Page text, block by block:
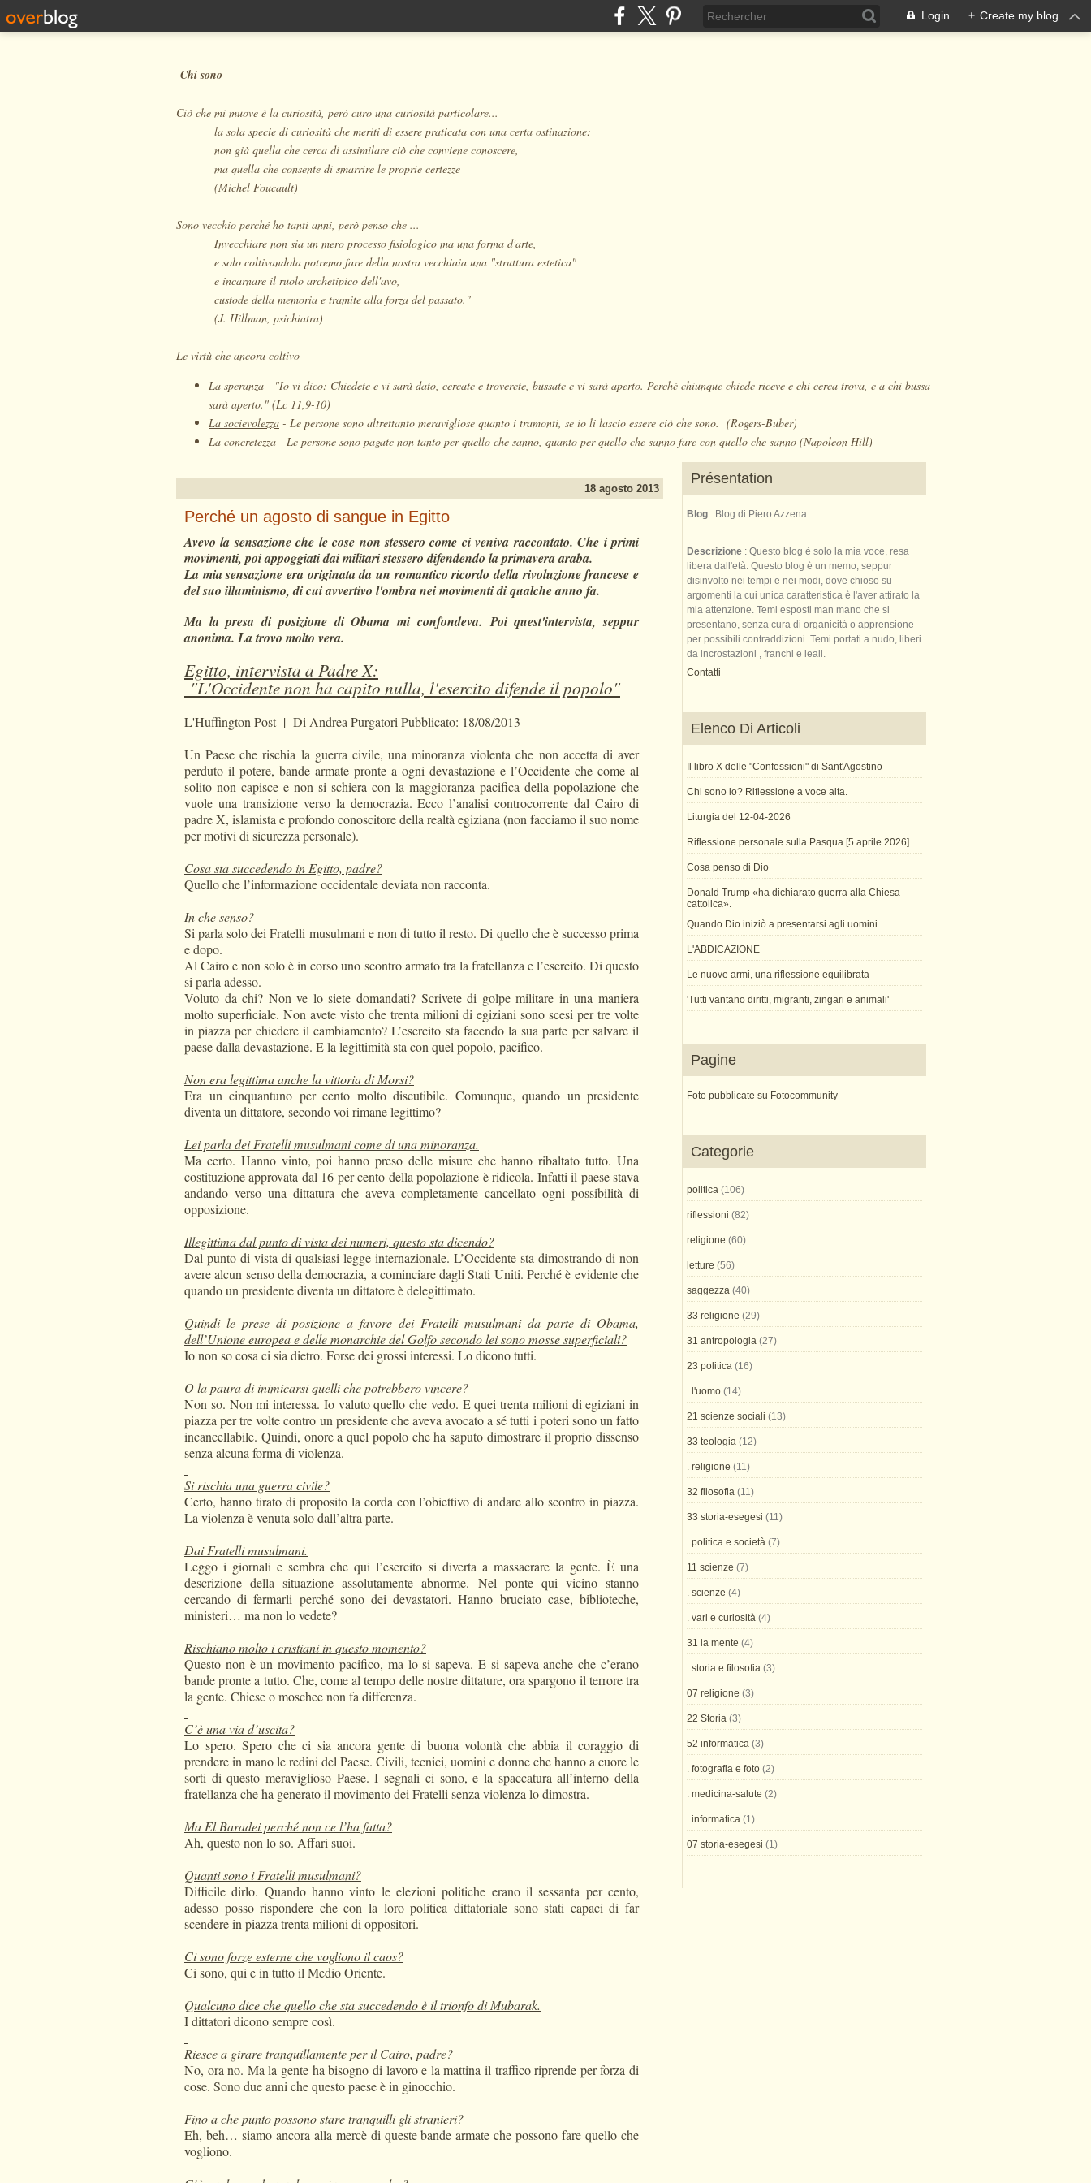
Login + Create my blog
Chi sono
Ciò che mi muove è la curiosità, però curo una curiosità particolare...
la sola specie di curiosità che meriti di essere praticata con una certa ostinazione:
non già quella che cerca di assimilare ciò che conviene conoscere,
ma quella che consente di smarrire le proprie certezze
(Michel Foucault)
Sono vecchio perché ho tanti anni, però penso che ...
Invecchiare non sia un mero processo fisiologico ma una forma d'arte,
e solo coltivandola potremo fare della nostra vecchiaia una "struttura estetica"
e incarnare il ruolo archetipico dell'avo,
custode della memoria e tramite alla forza del passato."
(J. Hillman, psichiatra)
Le virtù che ancora coltivo
La speranza - "Io vi dico: Chiedete e vi sarà dato, cercate e troverete, bussate e vi sarà aperto. Perché chiunque chiede riceve e chi cerca trova, e a chi bussa
sarà aperto." (Lc 11,9-10)
La socievolezza - Le persone sono altrettanto meravigliose quanto i tramonti, se io li lascio essere ciò che sono. (Rogers-Buber)
La concretezza - Le persone sono pagate non tanto per quello che sanno, quanto per quello che sanno fare con quello che sanno (Napoleon Hill)
18 agosto 2013
Perché un agosto di sangue in Egitto
Avevo la sensazione che le cose non stessero come ci veniva raccontato. Che i primi
movimenti, poi appoggiati dai militari stessero difendendo la primavera araba.
La mia sensazione era originata da un romantico ricordo della rivoluzione francese e
del suo illuminismo, di cui avvertivo l'ombra nei movimenti di qualche anno fa.
Ma la presa di posizione di Obama mi confondeva.Poi quest'intervista, seppur
anonima. La trovo molto vera.
Egitto, intervista a Padre X:
"L'Occidente non ha capito nulla, l'esercito difende il popolo"
L'Huffington Post | Di Andrea Purgatori Pubblicato: 18/08/2013
Un Paese che rischia la guerra civile, una minoranza violenta che non accetta di aver
perduto il potere, bande armate pronte a ogni devastazione e l’Occidente che come al
solito non capisce e non si schiera con la maggioranza pacifica della popolazione che
vuole una transizione verso la democrazia. Ecco l’analisi controcorrente dal Cairo di
padre X, islamista e profondo conoscitore della realtà egiziana (non facciamo il suo nome
per motivi di sicurezza personale).
Cosa sta succedendo in Egitto, padre?
Quello che l’informazione occidentale deviata non racconta.
In che senso?
Si parla solo dei Fratelli musulmani e non di tutto il resto. Di quello che è successo prima
e dopo.
Al Cairo e non solo è in corso uno scontro armato tra la fratellanza e l’esercito. Di questo
si parla adesso.
Voluto da chi? Non ve lo siete domandati? Scrivete di golpe militare in una maniera
molto superficiale. Non avete visto che trenta milioni di egiziani sono scesi per tre volte
in piazza per chiedere il cambiamento? L’esercito sta facendo la sua parte per salvare il
paese dalla devastazione. E la legittimità sta con quel popolo, pacifico.
Non era legittima anche la vittoria di Morsi?
Era un cinquantuno per cento molto discutibile. Comunque, quando un presidente
diventa un dittatore, secondo voi rimane legittimo?
Lei parla dei Fratelli musulmani come di una minoranza.
Ma certo. Hanno vinto, poi hanno preso delle misure che hanno ribaltato tutto. Una
costituzione approvata dal 16 per cento della popolazione è ridicola. Infatti il paese stava
andando verso una dittatura che aveva completamente cancellato ogni possibilità di
opposizione.
Illegittima dal punto di vista dei numeri, questo sta dicendo?
Dal punto di vista di qualsiasi legge internazionale. L’Occidente sta dimostrando di non
avere alcun senso della democrazia, a cominciare dagli Stati Uniti. Perché è evidente che
quando un presidente diventa un dittatore è delegittimato.
Quindi le prese di posizione a favore dei Fratelli musulmani da parte di Obama,
dell’Unione europea e delle monarchie del Golfo secondo lei sono mosse superficiali?
Io non so cosa ci sia dietro. Forse dei grossi interessi. Lo dicono tutti.
O la paura di inimicarsi quelli che potrebbero vincere?
Non so. Non mi interessa. Io valuto quello che vedo. E quei trenta milioni di egiziani in
piazza per tre volte contro un presidente che aveva avocato a sé tutti i poteri sono un fatto
incancellabile. Quindi, onore a quel popolo che ha saputo dimostrare il proprio dissenso
senza alcuna forma di violenza.
Si rischia una guerra civile?
Certo, hanno tirato di proposito la corda con l’obiettivo di andare allo scontro in piazza.
La violenza è venuta solo dall’altra parte.
Dai Fratelli musulmani.
Leggo i giornali e sembra che qui l’esercito si diverta a massacrare la gente. È una
descrizione della situazione assolutamente abnorme. Nel ponte qui vicino stanno
cercando di fermarli perché sono dei devastatori. Hanno bruciato case, biblioteche,
ministeri… ma non lo vedete?
Rischiano molto i cristiani in questo momento?
Questo non è un movimento pacifico, ma lo si sapeva. E si sapeva anche che c’erano
bande pronte a tutto. Che, come al tempo delle nostre dittature, ora spargono il terrore tra
la gente. Chiese o moschee non fa differenza.
C’è una via d’uscita?
Lo spero. Spero che ci sia ancora gente di buona volontà che abbia il coraggio di
prendere in mano le redini del Paese. Civili, tecnici, uomini e donne che hanno a cuore le
sorti di questo meraviglioso Paese. I segnali ci sono, e la spaccatura all’interno della
fratellanza che ha generato il movimento dei Fratelli senza violenza lo dimostra.
Ma El Baradei perché non ce l’ha fatta?
Ah, questo non lo so. Affari suoi.
Quanti sono i Fratelli musulmani?
Difficile dirlo. Quando hanno vinto le elezioni politiche erano il sessanta per cento,
adesso posso rispondere che con la loro politica dittatoriale sono stati capaci di far
scendere in piazza trenta milioni di oppositori.
Ci sono forze esterne che vogliono il caos?
Ci sono, qui e in tutto il Medio Oriente.
Qualcuno dice che quello che sta succedendo è il trionfo di Mubarak.
I dittatori dicono sempre così.
Riesce a girare tranquillamente per il Cairo, padre?
No, ora no. Ma la gente ha bisogno di lavoro e la mattina il traffico riprende per forza di
cose. Sono due anni che questo paese è in ginocchio.
Fino a che punto possono stare tranquilli gli stranieri?
Eh, beh… siamo ancora alla mercè di queste bande armate che possono fare quello che
vogliono.
Présentation
Blog : Blog di Piero Azzena
Descrizione : Questo blog è solo la mia voce, resa
libera dall'età. Questo blog è un memo, seppur
disinvolto nei tempi e nei modi, dove chioso su
argomenti la cui unica caratteristica è l'aver attirato la
mia attenzione. Temi esposti man mano che si
presentano, senza cura di organicità o apprensione
per possibili contraddizioni. Temi portati a nudo, liberi
da incrostazioni , franchi e leali.
Contatti
Elenco Di Articoli
Il libro X delle "Confessioni" di Sant'Agostino
Chi sono io? Riflessione a voce alta.
Liturgia del 12-04-2026
Riflessione personale sulla Pasqua [5 aprile 2026]
Cosa penso di Dio
Donald Trump «ha dichiarato guerra alla Chiesa
cattolica».
Quando Dio iniziò a presentarsi agli uomini
L'ABDICAZIONE
Le nuove armi, una riflessione equilibrata
'Tutti vantano diritti, migranti, zingari e animali'
Pagine
Foto pubblicate su Fotocommunity
Categorie
politica (106)
riflessioni (82)
religione (60)
letture (56)
saggezza (40)
33 religione (29)
31 antropologia (27)
23 politica (16)
. l'uomo (14)
21 scienze sociali (13)
33 teologia (12)
. religione (11)
32 filosofia (11)
33 storia-esegesi (11)
. politica e società (7)
11 scienze (7)
. scienze (4)
. vari e curiosità (4)
31 la mente (4)
. storia e filosofia (3)
07 religione (3)
22 Storia (3)
52 informatica (3)
. fotografia e foto (2)
. medicina-salute (2)
. informatica (1)
07 storia-esegesi (1)